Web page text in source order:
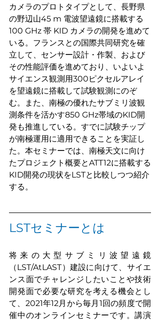
カメラのプロトタイプとして、長野県
の野辺山45 m 電波望遠鏡に搭載する
100 GHz 帯 KID カメラの開発を進めて
いる。フランスとの国際共同研究を確
立して、センサー設計・作製、および
その性能評価を進めており、いよいよ
サイエンス観測用300ピクセルアレイ
を望遠鏡に搭載して試験観測にのぞ
む。また、南極の優れたサブミリ波観
測条件を活かす850 GHz帯域のKID開
発も推進している。すでに試験チップ
が南極運用に適用できることを実証し
た。本セミナーでは、南極天文に向け
たプロジェクト概要とATT12に搭載する
KID開発の現状をLSTと比較しつつ紹介
する。
LSTセミナーとは
将来の大型サブミリ波望遠鏡
（LST/AtLAST）建設に向けて、サイエ
ンス面でチャレンジしたいことや技術
開発面で必要な研究を考える機会とし
て、2021年12月から毎月1回の頻度で開
催中のオンラインセミナーです。講演